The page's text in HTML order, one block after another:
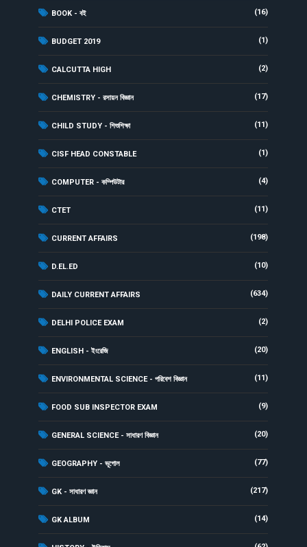
BOOK - বই (16)
BUDGET 2019 (1)
CALCUTTA HIGH (2)
CHEMISTRY - রসায়ন বিজ্ঞান (17)
CHILD STUDY - শিশুশিক্ষা (11)
CISF HEAD CONSTABLE (1)
COMPUTER - কম্পিউটার (4)
CTET (11)
CURRENT AFFAIRS (198)
D.EL.ED (10)
DAILY CURRENT AFFAIRS (634)
DELHI POLICE EXAM (2)
ENGLISH - ইংরেজি (20)
ENVIRONMENTAL SCIENCE - পরিবেশ বিজ্ঞান (11)
FOOD SUB INSPECTOR EXAM (9)
GENERAL SCIENCE - সাধারণ বিজ্ঞান (20)
GEOGRAPHY - ভূগোল (77)
GK - সাধারণ জ্ঞান (217)
GK ALBUM (14)